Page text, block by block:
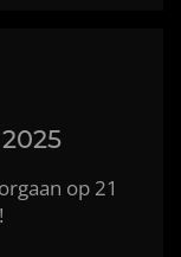
op 21